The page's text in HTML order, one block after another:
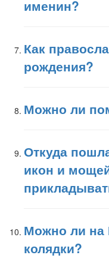
именин?
Как
рождения?
Можно ли
Откуда
икон и
Можно ли на
колядки?